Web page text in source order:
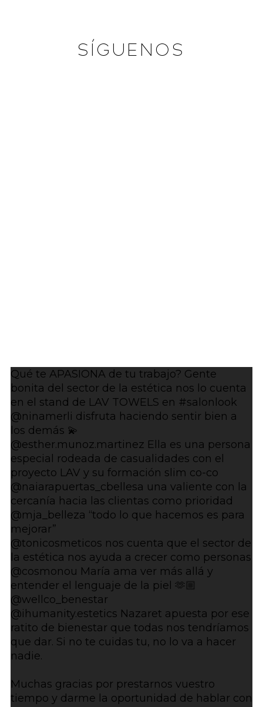
SÍGUENOS
Qué te APASIONA de tu trabajo? Gente
bonita del sector de la estética nos lo cuenta
en el stand de LAV TOWELS en #salonlook
@ninamerli disfruta haciendo sentir bien a
los demás 💫
@esther.munoz.martinez Ella es una persona
especial rodeada de casualidades con el
proyecto LAV y su formación slim co-co
@naiarapuertas_cbellesa una valiente con la
cercanía hacia las clientas como prioridad
@mja_belleza “todo lo que hacemos es para
mejorar”
@tonicosmeticos nos cuenta que el sector de
la estética nos ayuda a crecer como personas
@cosmonou María ama ver más allá y
entender el lenguaje de la piel 🫶🏼
@wellco_benestar
@ihumanity.estetics Nazaret apuesta por ese
ratito de bienestar que todas nos tendríamos
que dar. Si no te cuidas tu, no lo va a hacer
nadie.
Muchas gracias por prestarnos vuestro
tiempo y darme la oportunidad de hablar con